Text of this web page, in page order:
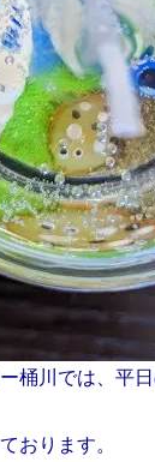
桶川では、平
おります。